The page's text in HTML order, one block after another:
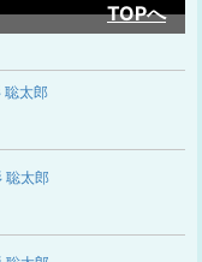
TOPへ
聡太郎
聡太郎